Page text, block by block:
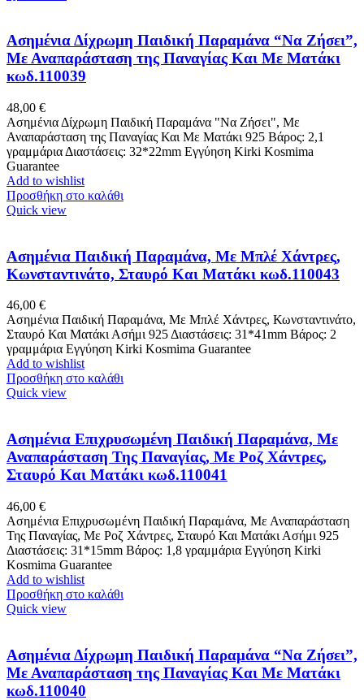
Ασημένια Δίχρωμη Παιδική Παραμάνα “Να Ζήσει”,
Με Αναπαράσταση της Παναγίας Και Με Ματάκι
κωδ.110039
48,00 €
Ασημένια Δίχρωμη Παιδική Παραμάνα "Να Ζήσει", Με
Αναπαράσταση της Παναγίας Και Με Ματάκι 925 Βάρος: 2,1
γραμμάρια Διαστάσεις: 32*22mm Εγγύηση Kirki Kosmima
Guarantee
Add to wishlist
Προσθήκη στο καλάθι
Quick view
Ασημένια Παιδική Παραμάνα, Με Μπλέ Χάντρες,
Κωνσταντινάτο, Σταυρό Και Ματάκι κωδ.110043
46,00 €
Ασημένια Παιδική Παραμάνα, Με Μπλέ Χάντρες, Κωνσταντινάτο,
Σταυρό Και Ματάκι Ασήμι 925 Διαστάσεις: 31*41mm Βάρος: 2
γραμμάρια Εγγύηση Kirki Kosmima Guarantee
Add to wishlist
Προσθήκη στο καλάθι
Quick view
Ασημένια Επιχρυσωμένη Παιδική Παραμάνα, Με
Αναπαράσταση Της Παναγίας, Με Ροζ Χάντρες,
Σταυρό Και Ματάκι κωδ.110041
46,00 €
Ασημένια Επιχρυσωμένη Παιδική Παραμάνα, Με Αναπαράσταση
Της Παναγίας, Με Ροζ Χάντρες, Σταυρό Και Ματάκι Ασήμι 925
Διαστάσεις: 31*15mm Βάρος: 1,8 γραμμάρια Εγγύηση Kirki
Kosmima Guarantee
Add to wishlist
Προσθήκη στο καλάθι
Quick view
Ασημένια Δίχρωμη Παιδική Παραμάνα “Να Ζήσει”,
Με Αναπαράσταση της Παναγίας Και Με Ματάκι
κωδ.110040